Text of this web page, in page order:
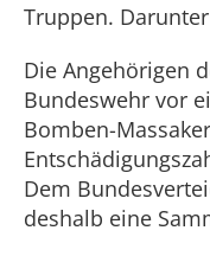
Truppen.
Die Angehörigen
Bundeswehr vor
Bomben-
Dem
deshalb eine